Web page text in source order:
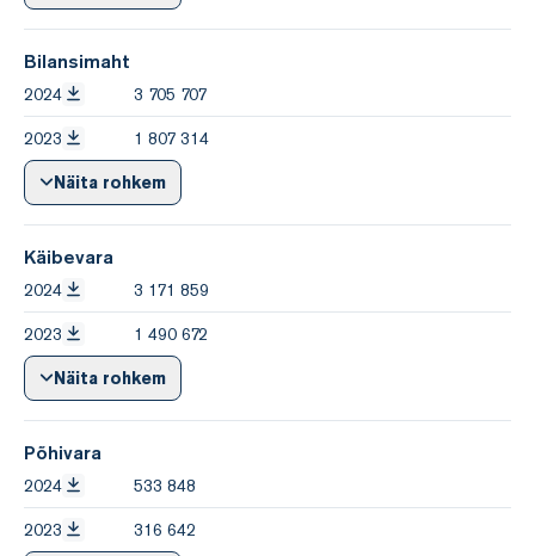
Bilansimaht
2024 3 705 707
2023 1 807 314
Näita rohkem
Käibevara
2024 3 171 859
2023 1 490 672
Näita rohkem
Põhivara
2024 533 848
2023 316 642